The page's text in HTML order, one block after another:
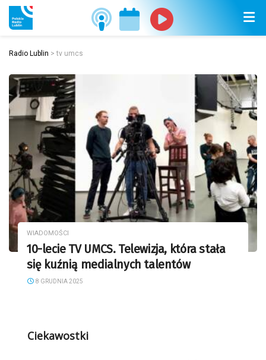
Radio Lublin >tv umcs
WIADOMOŚCI
10-lecie TV UMCS. Telewizja, która stała
się kuźnią medialnych talentów
8 GRUDNIA 2025
Ciekawostki